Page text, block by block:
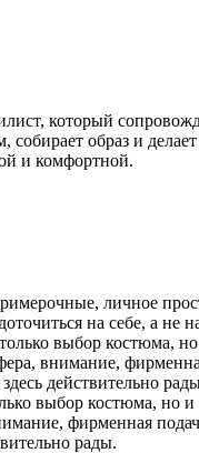
который
собирает образ и
и комфортной.
личное
на себе, а не
выбор костюма, но
фирменная
рады.